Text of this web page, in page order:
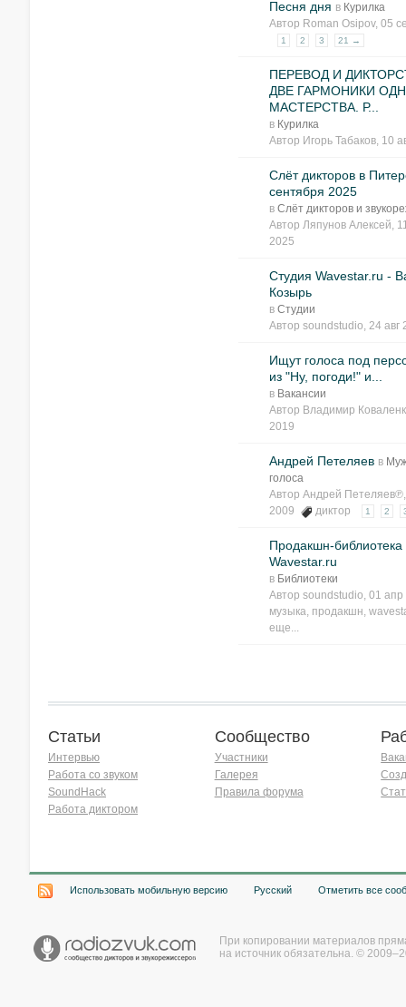
Песня дня в Курилка
Автор Roman Osipov, 05
1 2 3 21 →
ПЕРЕВОД И
ДВЕ ГАРМОНИКИ
МАСТЕРСТВА. Р...
в Курилка
Автор Игорь Табаков, 10
Слёт дикторов в
сентября 2025
в Слёт дикторов и
Автор Ляпунов Алексей,
2025
Студия Wavestar.ru -
Козырь
в Студии
Автор soundstudio, 24 авг
Ищут голоса под
из "Ну, погоди!" и...
в Вакансии
Автор Владимир
2019
Андрей Петеляев в
голоса
Автор Андрей Петеляев℗
2009
диктор 1 2
Продакшн-библиотека
Wavestar.ru
в Библиотеки
Автор soundstudio, 01
музыка, продакшн,
еще...
Статьи
Интервью
Работа со звуком
SoundHack
Работа диктором
Сообщество
Участники
Галерея
Правила форума
Использовать мобильную версию Русский Отметить все
При копировании материалов
на источник обязательна. ©